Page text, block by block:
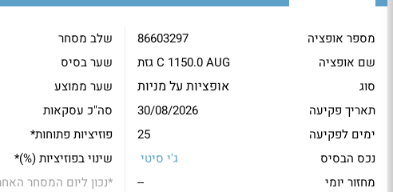
מספר אופציה
86603297
שם אופציה
גזת C 1150.0 AUG
סוג
אופציות על מניות
תאריך פקיעה
30/08/2026
ימים לפקיעה
25
נכס הבסיס
ג'י סיטי
מחזור יומי
--
שלב מסחר
שער בסיס
שער ממוצע
סה"כ עסקאות
פוזיציות פתוחות*
שינוי בפוזיציות (%)*
*נכון ליום המסחר